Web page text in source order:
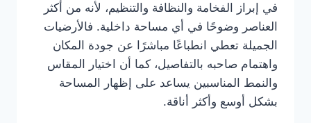
في إبراز الفخامة والنظافة والتنظيم، لأنه من أكثر
العناصر وضوحًا في أي مساحة داخلية. فالأرضيات
الجميلة تعطي انطباعًا مباشرًا عن جودة المكان
واهتمام صاحبه بالتفاصيل، كما أن اختيار المقاس
والنمط المناسبين يساعد على إظهار المساحة
بشكل أوسع وأكثر أناقة.